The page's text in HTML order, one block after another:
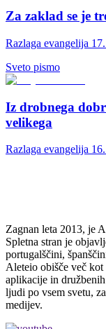
Za zaklad se je
Razlaga evangelija
Sveto pismo
Iz drobnega
velikega
Razlaga evangelija
Zagnan leta 2013, je
Spletna stran je
portugalščini,
Aleteio obišče več
aplikacije in
ljudi po vsem svetu,
medijev.